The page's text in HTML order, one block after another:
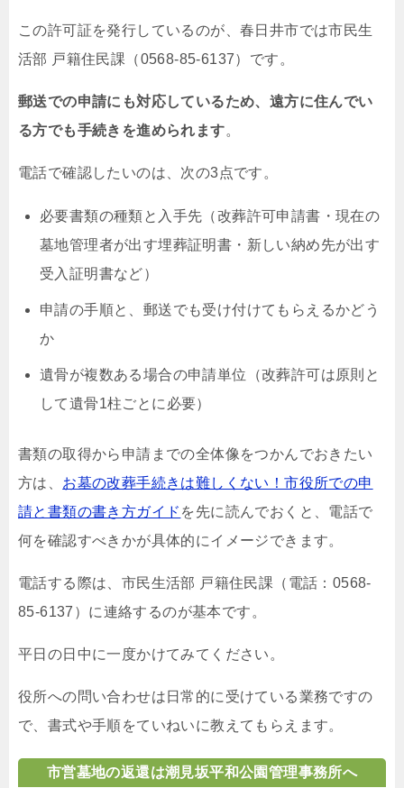
この許可証を発行しているのが、春日井市では市民生
活部 戸籍住民課（0568-85-6137）です。
郵送での申請にも対応しているため、遠方に住んでい
る方でも手続きを進められます。
電話で確認したいのは、次の3点です。
必要書類の種類と入手先（改葬許可申請書・現在の
墓地管理者が出す埋葬証明書・新しい納め先が出す
受入証明書など）
申請の手順と、郵送でも受け付けてもらえるかどう
か
遺骨が複数ある場合の申請単位（改葬許可は原則と
して遺骨1柱ごとに必要）
書類の取得から申請までの全体像をつかんでおきたい
方は、 お墓の改葬手続きは難しくない！市役所での申
請と書類の書き方ガイド を先に読んでおくと、電話で
何を確認すべきかが具体的にイメージできます。
電話する際は、市民生活部 戸籍住民課（電話：0568-
85-6137）に連絡するのが基本です。
平日の日中に一度かけてみてください。
役所への問い合わせは日常的に受けている業務ですの
で、書式や手順をていねいに教えてもらえます。
市営墓地の返還は潮見坂平和公園管理事務所へ